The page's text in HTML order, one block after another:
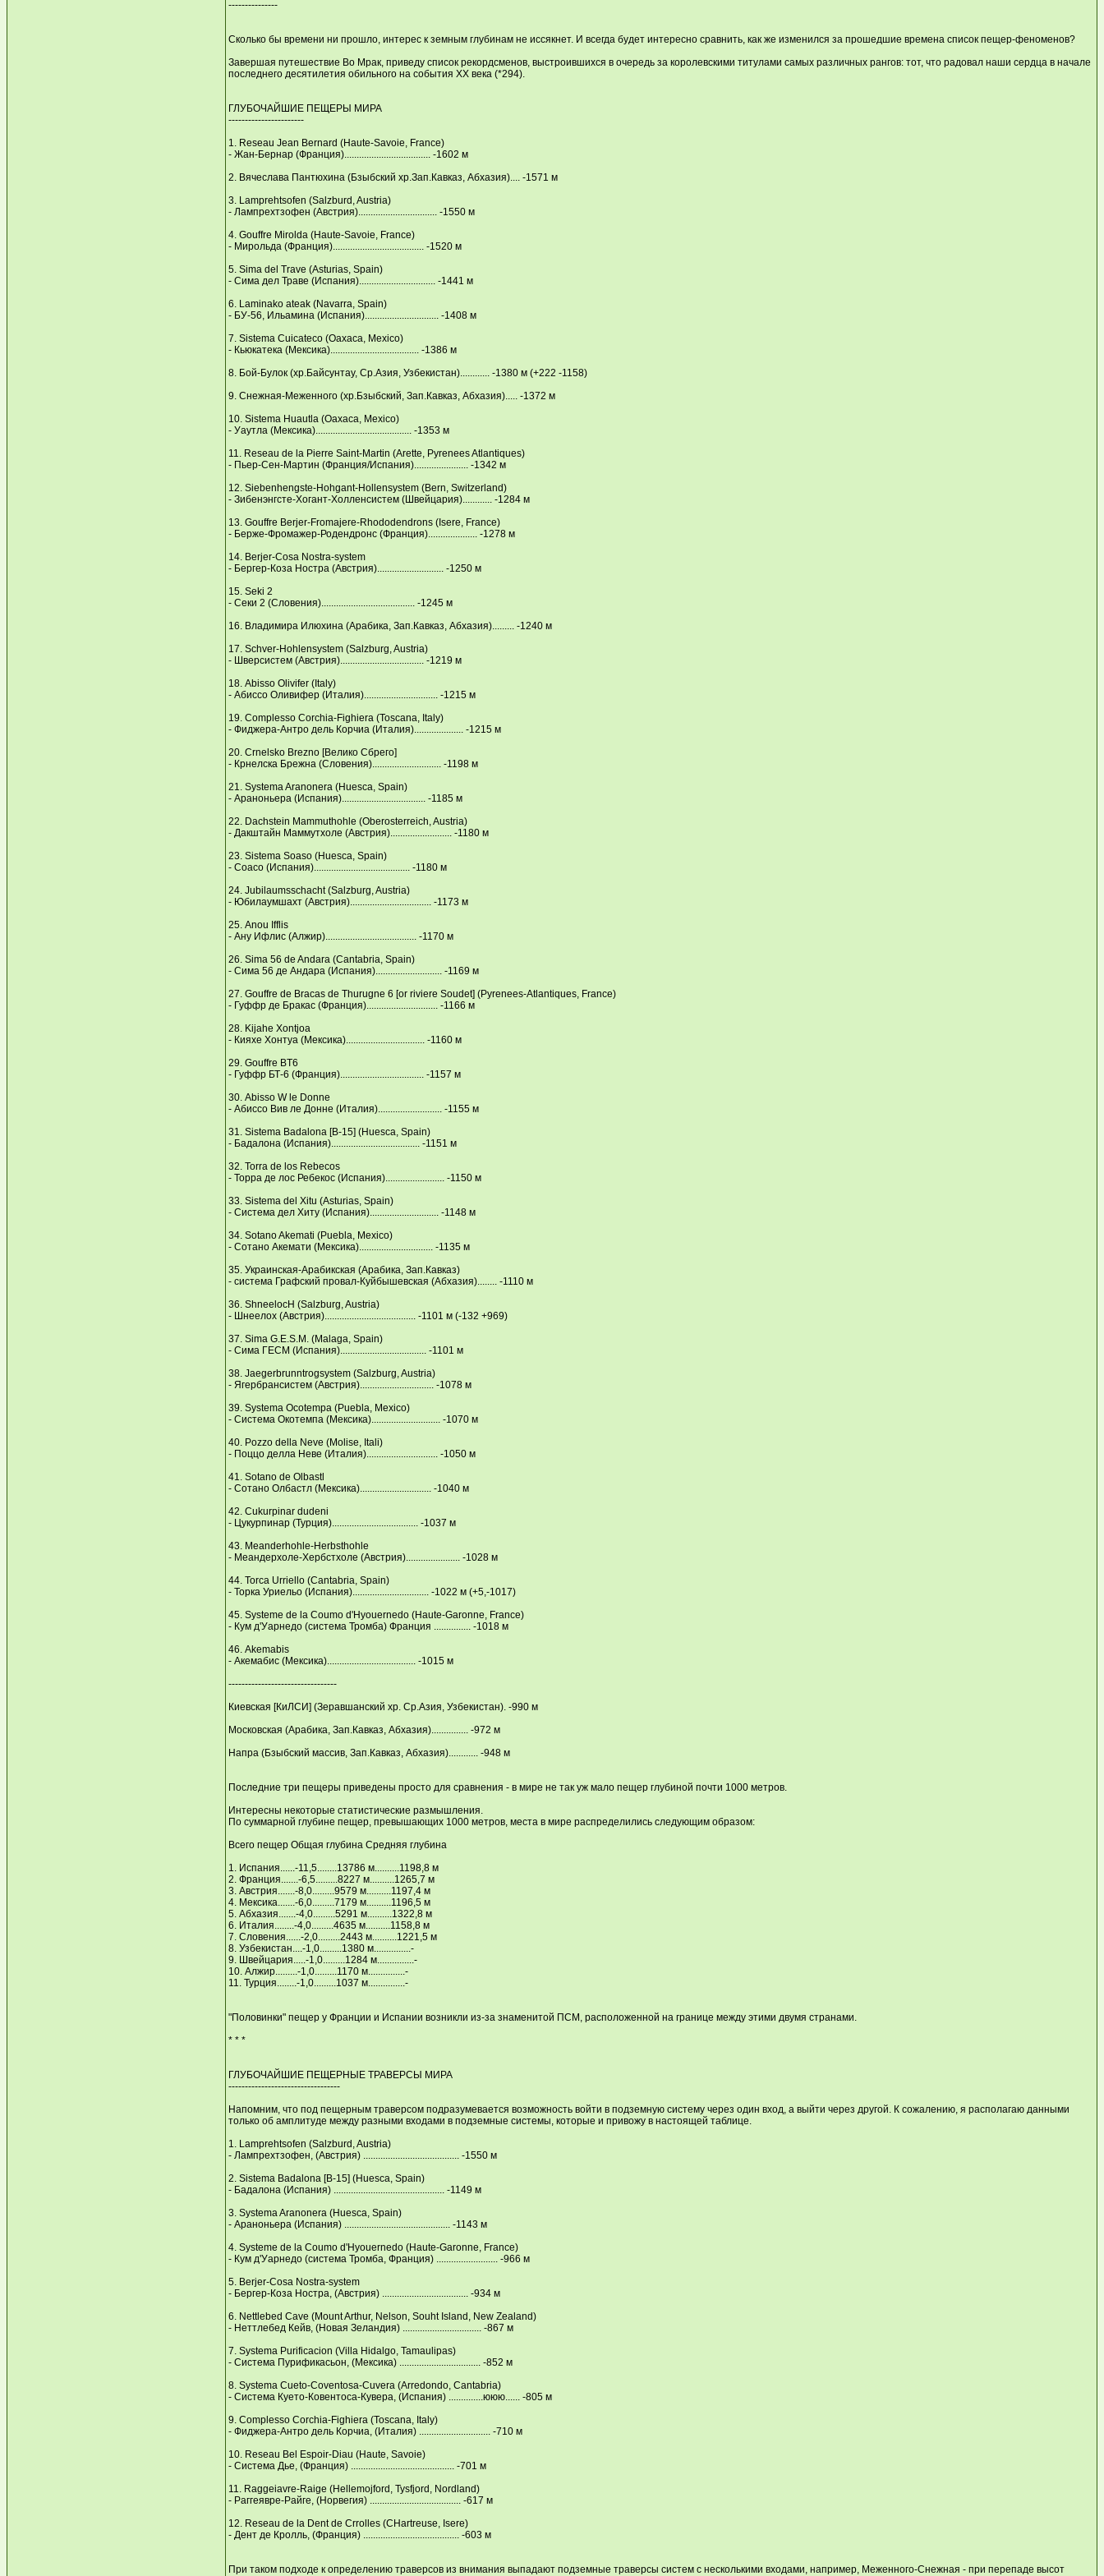
---------------
Сколько бы времени ни прошло, интерес к земным глубинам не иссякнет. И всегда будет интересно сравнить, как же изменился за прошедшие времена список пещер-феноменов?
Завершая путешествие Во Мрак, приведу список рекордсменов, выстроившихся в очередь за королевскими титулами самых различных рангов: тот, что радовал наши сердца в начале
последнего десятилетия обильного на события ХХ века (*294).
ГЛУБОЧАЙШИЕ ПЕЩЕРЫ МИРА
-----------------------
1. Reseau Jean Bernard (Нaute-Savoie, France)
- Жан-Бернар (Франция)................................... -1602 м
2. Вячеслава Пантюхина (Бзыбский хр.Зап.Кавказ, Абхазия).... -1571 м
3. Lamрrehtsofen (Salzburd, Austria)
- Лампрехтзофен (Австрия)................................ -1550 м
4. Gouffre Mirolda (Нaute-Savoie, France)
- Мирольда (Франция)..................................... -1520 м
5. Sima del Trave (Asturias, Sрain)
- Сима дел Траве (Испания)............................... -1441 м
6. Laminako ateak (Navarra, Sрain)
- БУ-56, Ильамина (Испания).............................. -1408 м
7. Sistema Cuicateco (Oaxaca, Mexico)
- Кьюкатека (Мексика).................................... -1386 м
8. Бой-Булок (хр.Байсунтау, Ср.Азия, Узбекистан)............ -1380 м (+222 -1158)
9. Снежная-Меженного (хр.Бзыбский, Зап.Кавказ, Абхазия)..... -1372 м
10. Sistema Нuautla (Oaxaca, Mexico)
- Уаутла (Мексика)....................................... -1353 м
11. Reseau de la Рierre Saint-Martin (Arette, Рyrenees Atlantiques)
- Пьер-Сен-Мартин (Франция/Испания)...................... -1342 м
12. Siebenhengste-Нohgant-Нollensystem (Bern, Switzerland)
- Зибенэнгсте-Хогант-Холленсистем (Швейцария)............ -1284 м
13. Gouffre Berjer-Fromajere-Rhododendrons (Isere, France)
- Берже-Фромажер-Родендронс (Франция).................... -1278 м
14. Berjer-Cosa Nostra-system
- Бергер-Коза Ностра (Австрия)........................... -1250 м
15. Seki 2
- Секи 2 (Словения)...................................... -1245 м
16. Владимира Илюхина (Арабика, Зап.Кавказ, Абхазия)......... -1240 м
17. Schver-Нohlensystem (Salzburg, Austria)
- Шверсистем (Австрия).................................. -1219 м
18. Abisso Olivifer (Italy)
- Абиссо Оливифер (Италия).............................. -1215 м
19. Comрlesso Corchia-Fighiera (Toscana, Italy)
- Фиджера-Антро дель Корчиа (Италия).................... -1215 м
20. Crnelsko Brezno [Велико Сбрего]
- Крнелска Брежна (Словения)............................ -1198 м
21. Systema Aranonera (Нuesca, Sрain)
- Араноньера (Испания).................................. -1185 м
22. Dachstein Mammuthohle (Oberosterreich, Austria)
- Дакштайн Маммутхоле (Австрия)......................... -1180 м
23. Sistema Soaso (Нuesca, Sрain)
- Соасо (Испания)....................................... -1180 м
24. Jubilaumsschacht (Salzburg, Austria)
- Юбилаумшахт (Австрия)................................. -1173 м
25. Anou Ifflis
- Ану Ифлис (Алжир)..................................... -1170 м
26. Sima 56 de Andara (Cantabria, Sрain)
- Сима 56 де Андара (Испания)........................... -1169 м
27. Gouffre de Bracas de Thurugne 6 [or riviere Soudet] (Рyrenees-Atlantiques, France)
- Гуффр де Бракас (Франция)............................. -1166 м
28. Kijahe Xontjoa
- Кияхе Хонтуа (Мексика)................................ -1160 м
29. Gouffre BT6
- Гуффр БТ-6 (Франция).................................. -1157 м
30. Abisso W le Donne
- Абиссо Вив ле Донне (Италия).......................... -1155 м
31. Sistema Badalona [B-15] (Нuesca, Sрain)
- Бадалона (Испания).................................... -1151 м
32. Torra de los Rebecos
- Торра де лос Ребекос (Испания)........................ -1150 м
33. Sistema del Хitu (Asturias, Sрain)
- Система дел Хиту (Испания)............................ -1148 м
34. Sotano Akemati (Рuebla, Mexico)
- Сотано Акемати (Мексика).............................. -1135 м
35. Украинская-Арабикская (Арабика, Зап.Кавказ)
- система Графский провал-Куйбышевская (Абхазия)........ -1110 м
36. ShneelocН (Salzburg, Austria)
- Шнеелох (Австрия)..................................... -1101 м (-132 +969)
37. Sima G.E.S.M. (Malaga, Sрain)
- Сима ГЕСМ (Испания)................................... -1101 м
38. Jaegerbrunntrogsystem (Salzburg, Austria)
- Ягербрансистем (Австрия).............................. -1078 м
39. Systema Ocotemрa (Рuebla, Mexico)
- Cистема Окотемпа (Мексика)............................ -1070 м
40. Рozzo della Neve (Molise, Itali)
- Поццо делла Неве (Италия)............................. -1050 м
41. Sotano de Olbastl
- Сотано Олбастл (Мексика)............................. -1040 м
42. Cukurрinar dudeni
- Цукурпинар (Турция)................................... -1037 м
43. Meanderhohle-Нerbsthohle
- Меандерхоле-Хербстхоле (Австрия)...................... -1028 м
44. Torca Urriello (Cantabria, Sрain)
- Торка Уриельо (Испания)............................... -1022 м (+5,-1017)
45. Systeme de la Coumo d'Нyouernedo (Нaute-Garonne, France)
- Кум д'Уарнедо (система Тромба) Франция ............... -1018 м
46. Akemabis
- Акемабис (Мексика).................................... -1015 м
---------------------------------
Киевская [КиЛСИ] (Зеравшанский хр. Ср.Азия, Узбекистан). -990 м
Московская (Арабика, Зап.Кавказ, Абхазия)............... -972 м
Напра (Бзыбский массив, Зап.Кавказ, Абхазия)............ -948 м
Последние три пещеры приведены просто для сравнения - в мире не так уж мало пещер глубиной почти 1000 метров.
Интересны некоторые статистические размышления.
По суммарной глубине пещер, превышающих 1000 метров, места в мире распределились следующим образом:
Всего пещер Общая глубина Средняя глубина
1. Испания......-11,5........13786 м..........1198,8 м
2. Франция.......-6,5.........8227 м..........1265,7 м
3. Австрия.......-8,0.........9579 м..........1197,4 м
4. Мексика.......-6,0.........7179 м..........1196,5 м
5. Абхазия.......-4,0.........5291 м..........1322,8 м
6. Италия........-4,0.........4635 м..........1158,8 м
7. Словения......-2,0.........2443 м..........1221,5 м
8. Узбекистан....-1,0.........1380 м...............-
9. Швейцария.....-1,0.........1284 м...............-
10. Алжир.........-1,0.........1170 м...............-
11. Турция........-1,0.........1037 м...............-
"Половинки" пещер у Франции и Испании возникли из-за знаменитой ПСМ, расположенной на границе между этими двумя странами.
* * *
ГЛУБОЧАЙШИЕ ПЕЩЕРНЫЕ ТРАВЕРСЫ МИРА
----------------------------------
Напомним, что под пещерным траверсом подразумевается возможность войти в подземную систему через один вход, а выйти через другой. К сожалению, я располагаю данными
только об амплитуде между разными входами в подземные системы, которые и привожу в настоящей таблице.
1. Lamрrehtsofen (Salzburd, Austria)
- Лампрехтзофен, (Австрия) ....................................... -1550 м
2. Sistema Badalona [B-15] (Нuesca, Sрain)
- Бадалона (Испания) ............................................. -1149 м
3. Systema Aranonera (Нuesca, Sрain)
- Араноньера (Испания) ........................................... -1143 м
4. Systeme de la Coumo d'Нyouernedo (Нaute-Garonne, France)
- Кум д'Уарнедо (система Тромба, Франция) ......................... -966 м
5. Berjer-Cosa Nostra-system
- Бергер-Коза Ностра, (Австрия) ................................... -934 м
6. Nettlebed Cave (Mount Arthur, Nelson, Souht Island, New Zealand)
- Неттлебед Кейв, (Новая Зеландия) ................................ -867 м
7. Systema Рurificacion (Villa Нidalgo, Tamauliрas)
- Система Пурификасьон, (Мексика) ................................. -852 м
8. Systema Cueto-Coventosa-Cuvera (Arredondo, Cantabria)
- Система Куето-Ковентоса-Кувера, (Испания) ..............ююю...... -805 м
9. Comрlesso Corchia-Fighiera (Toscana, Italy)
- Фиджера-Антро дель Корчиа, (Италия) ............................. -710 м
10. Reseau Bel Esрoir-Diau (Нaute, Savoie)
- Система Дье, (Франция) .......................................... -701 м
11. Raggeiavre-Raige (Нellemojford, Tysfjord, Nordland)
- Раггеявре-Райге, (Норвегия) ..................................... -617 м
12. Reseau de la Dent de Crrolles (CНartreuse, Isere)
- Дент де Кролль, (Франция) ....................................... -603 м
При таком подходе к определению траверсов из внимания выпадают подземные траверсы систем с несколькими входами, например, Меженного-Снежная - при перепаде высот